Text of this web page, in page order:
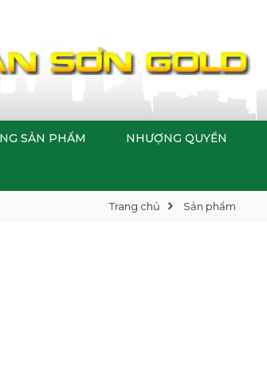
SẢN PHẨM NHƯỢNG QUYỀN
Trang chủ Sản phẩm